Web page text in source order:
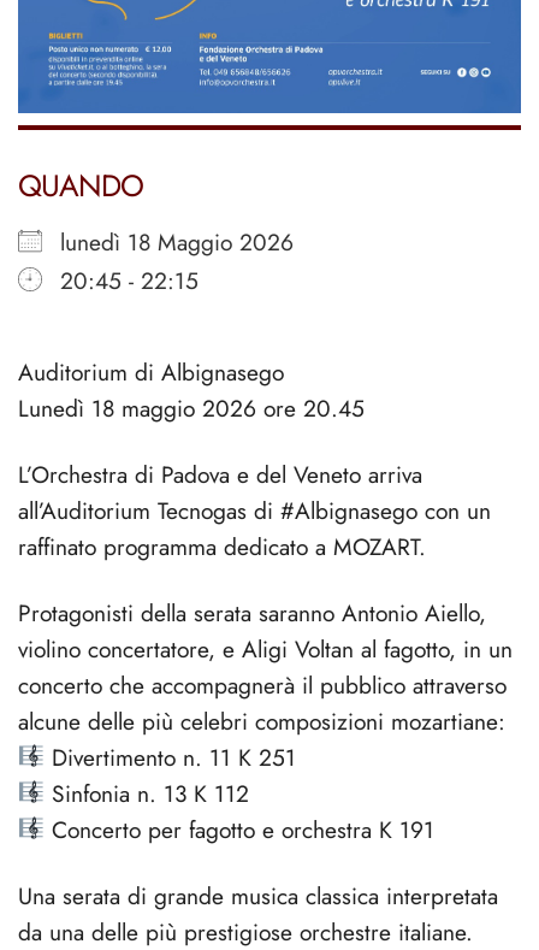
QUANDO
lunedì 18 Maggio 2026
20:45 - 22:15
Auditorium di Albignasego
Lunedì 18 maggio 2026 ore 20.45
L’Orchestra di Padova e del Veneto arriva
all’Auditorium Tecnogas di #Albignasego con un
raffinato programma dedicato a MOZART.
Protagonisti della serata saranno Antonio Aiello,
violino concertatore, e Aligi Voltan al fagotto, in un
concerto che accompagnerà il pubblico attraverso
alcune delle più celebri composizioni mozartiane:
Divertimento n. 11 K 251
Sinfonia n. 13 K 112
Concerto per fagotto e orchestra K 191
Una serata di grande musica classica interpretata
da una delle più prestigiose orchestre italiane.